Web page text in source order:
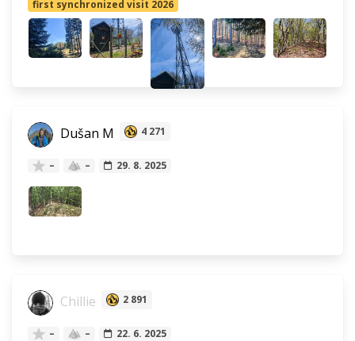
first synchronized visit 2026
Dušan M 4 271
– – 29. 8. 2025
Chillie 2 891
– – 22. 6. 2025